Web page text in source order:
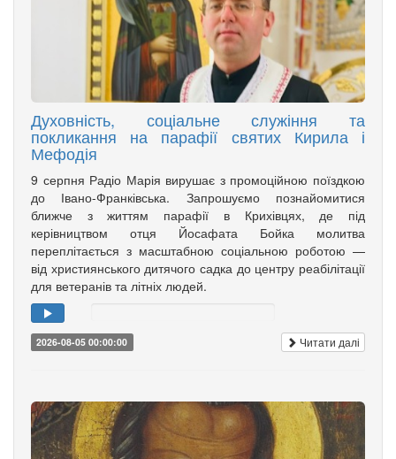
Духовність, соціальне служіння та
покликання на парафії святих Кирила і
Мефодія
9 серпня Радіо Марія вирушає з промоційною поїздкою
до Івано-Франківська. Запрошуємо познайомитися
ближче з життям парафії в Крихівцях, де під
керівництвом отця Йосафата Бойка молитва
переплітається з масштабною соціальною роботою —
від християнського дитячого садка до центру реабілітації
для ветеранів та літніх людей.
2026-08-05 00:00:00 Читати далі